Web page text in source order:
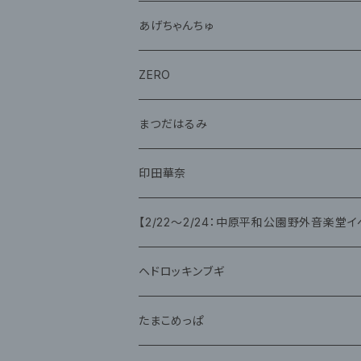
CD
グッズ
あげちゃんちゅ
グッズ
ZERO
グッズ
CD
まつだはるみ
CD
グッズ
印田華奈
グッズ
【2/22〜2/24：中原平和公園野外音楽堂イ
藤咲ゆみ
ヘドロッキンブギ
CD
たまこめっぱ